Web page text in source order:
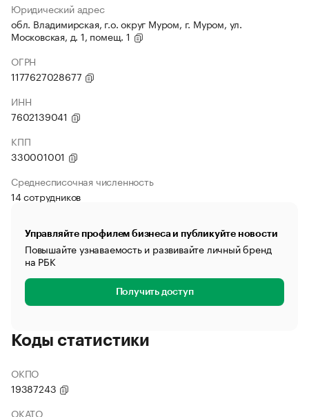
Юридический адрес
обл. Владимирская, г.о. округ Муром, г. Муром, ул.
Московская, д. 1, помещ. 1
ОГРН
1177627028677
ИНН
7602139041
КПП
330001001
Среднесписочная численность
14 сотрудников
Управляйте профилем бизнеса и публикуйте новости
Повышайте узнаваемость и развивайте личный бренд
на РБК
Получить доступ
Коды статистики
ОКПО
19387243
ОКАТО